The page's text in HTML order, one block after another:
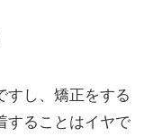
すし、矯正をする
することはイヤで